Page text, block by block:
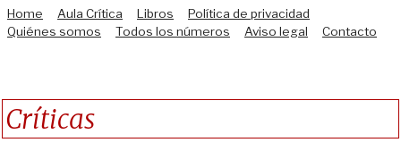
Home Aula Crítica Libros
Política de privacidad
Quiénes somos
Todos los números Aviso legal Contacto
Críticas